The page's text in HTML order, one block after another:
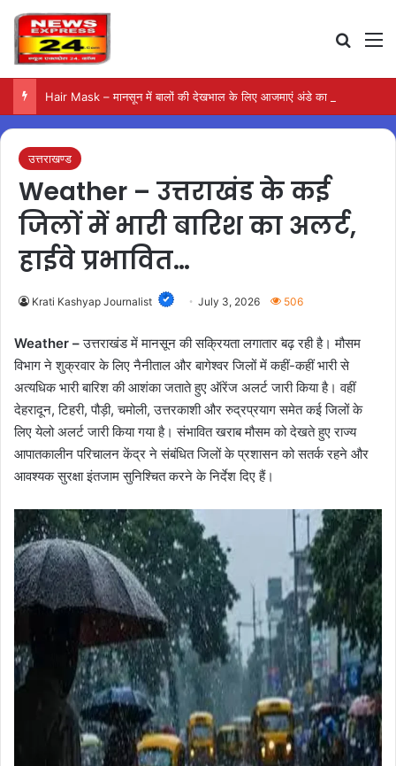
Hair Mask – मानसून में बालों की देखभाल के लिए आजमाएं अंडे का मास्क
उत्तराखण्ड
Weather – उत्तराखंड के कई
जिलों में भारी बारिश का अलर्ट,
हाईवे प्रभावित…
Krati Kashyap Journalist July 3, 2026 506
Weather –उत्तराखंड में मानसून की सक्रियता लगातार बढ़ रही है। मौसम
विभाग ने शुक्रवार के लिए नैनीताल और बागेश्वर जिलों में कहीं-कहीं भारी से
अत्यधिक भारी बारिश की आशंका जताते हुए ऑरेंज अलर्ट जारी किया है। वहीं
देहरादून, टिहरी, पौड़ी, चमोली, उत्तरकाशी और रुद्रप्रयाग समेत कई जिलों के
लिए येलो अलर्ट जारी किया गया है। संभावित खराब मौसम को देखते हुए राज्य
आपातकालीन परिचालन केंद्र ने संबंधित जिलों के प्रशासन को सतर्क रहने और
आवश्यक सुरक्षा इंतजाम सुनिश्चित करने के निर्देश दिए हैं।